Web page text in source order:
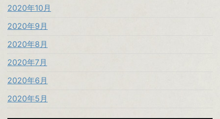
2020年10月
2020年9月
2020年8月
2020年7月
2020年6月
2020年5月